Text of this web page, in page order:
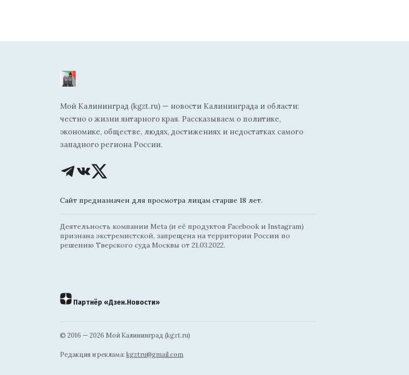
Мой Калининград (kgzt.ru) — новости Калининграда и области:
честно о жизни янтарного края. Рассказываем о политике,
экономике, обществе, людях, достижениях и недостатках самого
западного региона России.
Сайт предназначен для просмотра лицам старше 18 лет.
Деятельность компании Meta (и её продуктов Facebook и Instagram)
признана экстремистской, запрещена на территории России по
решению Тверского суда Москвы от 21.03.2022.
Партнёр «Дзен.Новости»
© 2016 — 2026 Мой Калининград (kgzt.ru)
Редакция и реклама: kgztru@gmail.com